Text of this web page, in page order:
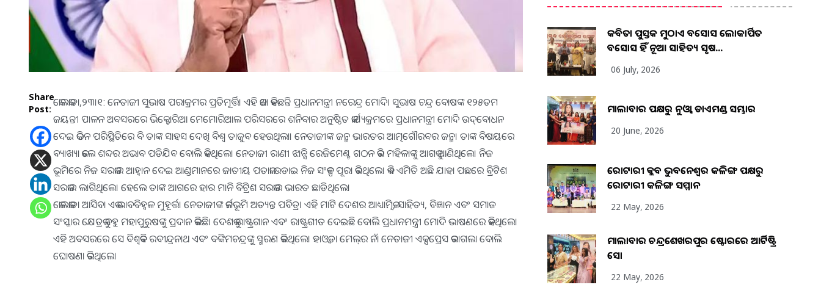
Share
Post:
କୋଲକାତା,୨୩।୧: ନେତାଜୀ ସୁଭାଷ ପରାକ୍ରମର ପ୍ରତିମୂର୍ତ୍ତି। ଏହି କଥା କହିଛନ୍ତି ପ୍ରଧାନମନ୍ତ୍ରୀ ନରେନ୍ଦ୍ର ମୋଦି। ସୁଭାଷ ଚନ୍ଦ୍ର ବୋଷଙ୍କ ୧୨୫ତମ
ଜୟନ୍ତୀ ପାଳନ ଅବସରରେ ଭିକ୍ଟୋରିଆ ମେମୋରିଆଲ ପରିସରରେ ଶନିବାର ଅନୁଷ୍ଠିତ କାର୍ଯ୍ୟକ୍ରମରେ ପ୍ରଧାନମନ୍ତ୍ରୀ ମୋଦି ଉଦ୍‌ବୋଧନ
ଦେଇ କଠିନ ପରିସ୍ଥିତିରେ ବି ତାଙ୍କ ସାହସ ଦେଖି ବିଶ୍ୱ ତାଜୁବ ହେଉଥିଲା। ନେତାଜୀଙ୍କ ଜନ୍ମ ଭାରତର ଆତ୍ମଗୌରବର ଜନ୍ମ। ତାଙ୍କ ବିଷୟରେ
ବ୍ୟାଖ୍ୟା କଲେ ଶବ୍ଦର ଅଭାବ ପଡିଯିବ ବୋଲି କହିଥିଲେ। ନେତାଜୀ ରାଣୀ ଝାନ୍ସି ରେଜିମେଣ୍ଟ ଗଠନ କରି ମହିଳାଙ୍କୁ ଆଗକୁ ଆଣିଥିଲେ। ନିଜ
ଭୂମିରେ ନିଜ ସରକାର ଆହ୍ବାନ ଦେଇ ଆଣ୍ଡମାନରେ ଜାତୀୟ ପତାକା ଉଡାଇ ନିଜ ସଂକଳ୍ପ ପୂରା କରିଥିଲେ। କିଏ ଏମିତି ଅଛି ଯାହା ପଛରେ ବ୍ରିଟିଶ
ସରକାର ଲାଗିଥିଲେ। ହେଲେ ତାଙ୍କ ଆଗରେ ହାର ମାନି ବିଟ୍ରିଶ ସରକାର ଭାରତ ଛାଡିଥିଲେ।
କୋଲକାତା ଆସିବା ଏକ ଭାବବିହ୍ବଳ ମୁହୂର୍ତ୍ତ। ନେତାଜୀଙ୍କ କର୍ମଭୂମି ଅତ୍ୟନ୍ତ ପବିତ୍ର। ଏହି ମାଟି ଦେଶର ଆଧ୍ୟାତ୍ମିକ, ସାହିତ୍ୟ, ବିଜ୍ଞାନ ଏବଂ ସମାଜ
ସଂସ୍କାର କ୍ଷେତ୍ରକୁ ବହୁ ମହାପୁରୁଷଙ୍କୁ ପ୍ରଦାନ କରିଛି। ଦେଶକୁ ରାଷ୍ଟ୍ରଗାନ ଏବଂ ରାଷ୍ଟ୍ରଗୀତ ଦେଇଛି ବୋଲି ପ୍ରଧାନମନ୍ତ୍ରୀ ମୋଦି ଭାଷଣରେ କହିଥିଲେ।
ଏହି ଅବସରରେ ସେ ବିଶ୍ବକବି ରବୀନ୍ଦ୍ରନାଥ ଏବଂ ବଙ୍କିମଚନ୍ଦ୍ରଙ୍କୁ ସ୍ମରଣ କରିଥିଲେ। ହାଓ୍ବଡା ମେଲ୍‌ର ନାଁ ନେତାଜୀ ଏକ୍ସପ୍ରେସ କରାଗଲା ବୋଲି
ଘୋଷଣା କରିଥିଲେ।
କବିତା ପୁସ୍ତକ ମୁଠାଏ ଅବସୋସ ଲୋକାର୍ପିତ
ଅବସୋସ ହିଁ ନୂଆ ସାହିତ୍ୟ ସୃଷ...
06 July, 2026
ମାଲାବାର ପକ୍ଷରୁ ନୁଓ୍ବା ଡାଏମଣ୍ଡ ସମ୍ଭାର
20 June, 2026
ରୋଟାରୀ କ୍ଲବ ଭୁବନେଶ୍ୱର କଳିଙ୍ଗ ପକ୍ଷରୁ
ରୋଟାରୀ କଳିଙ୍ଗ ସମ୍ମାନ
22 May, 2026
ମାଲାବାର ଚନ୍ଦ୍ରଶେଖରପୁର ଷ୍ଟୋରରେ ଆର୍ଟିଷ୍ଟ୍ରି
ସୋ
22 May, 2026